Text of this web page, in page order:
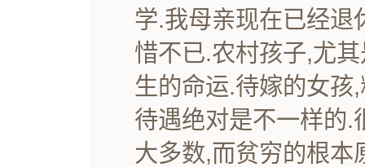
学.我母亲现在已经退
惜不已.农村孩子,尤
生的命运.待嫁的女孩
待遇绝对是不一样的.
大多数,而贫穷的根本